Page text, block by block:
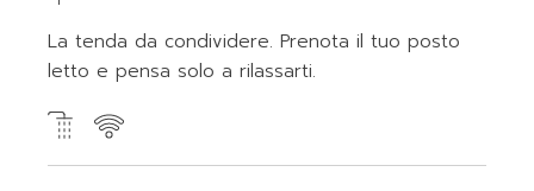
La tenda da condividere. Prenota il tuo posto
letto e pensa solo a rilassarti.